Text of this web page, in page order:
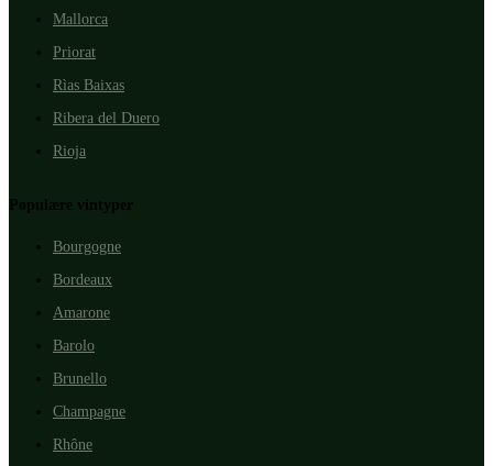
Mallorca
Priorat
Rìas Baixas
Ribera del Duero
Rioja
Populære vintyper
Bourgogne
Bordeaux
Amarone
Barolo
Brunello
Champagne
Rhône